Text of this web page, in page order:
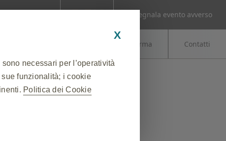
Segnala evento avverso
GSK informa Contatti
X
necessari per l’operatività
funzionalità; i cookie
Politica dei Cookie